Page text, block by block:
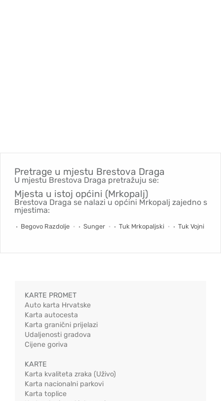
Pretrage u mjestu Brestova Draga
U mjestu Brestova Draga pretražuju se:
Mjesta u istoj općini (Mrkopalj)
Brestova Draga se nalazi u općini Mrkopalj zajedno s
mjestima:
Begovo Razdolje Sunger Tuk Mrkopaljski Tuk Vojni
KARTE PROMET
Auto karta Hrvatske
Karta autocesta
Karta granični prijelazi
Udaljenosti gradova
Cijene goriva
KARTE
Karta kvaliteta zraka (Uživo)
Karta nacionalni parkovi
Karta toplice